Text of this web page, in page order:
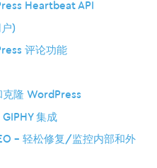
Heartbeat API
)
评论功能
克隆 WordPress
集成
– 轻松修复/监控内部和外